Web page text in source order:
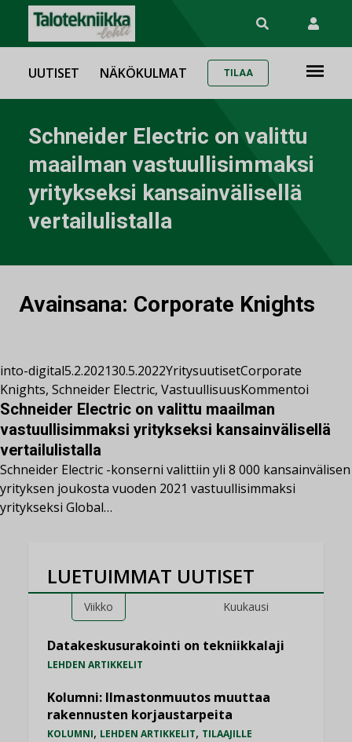
UUTISET NÄKÖKULMAT TILAA
Schneider Electric on valittu
maailman vastuullisimmaksi
yritykseksi kansainvälisellä
vertailulistalla
Avainsana: Corporate Knights
into-digital5.2.202130.5.2022YritysuutisetCorporate
Knights, Schneider Electric, VastuullisuusKommentoi
Schneider Electric on valittu maailman
vastuullisimmaksi yritykseksi kansainvälisellä
vertailulistalla
Schneider Electric -konserni valittiin yli 8 000 kansainvälisen
yrityksen joukosta vuoden 2021 vastuullisimmaksi
yritykseksi Global…
LUETUIMMAT UUTISET
Viikko Kuukausi
Datakeskusurakointi on tekniikkalaji
LEHDEN ARTIKKELIT
Kolumni: Ilmastonmuutos muuttaa
rakennusten korjaustarpeita
KOLUMNI, LEHDEN ARTIKKELIT, TILAAJILLE